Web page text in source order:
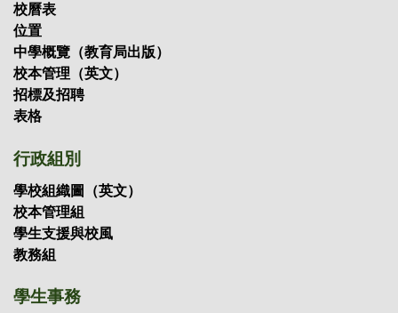
校曆表
位置
中學概覽（教育局出版）
校本管理（英文）
招標及招聘
表格
行政組別
學校組織圖（英文）
校本管理組
學生支援與校風
教務組
學生事務